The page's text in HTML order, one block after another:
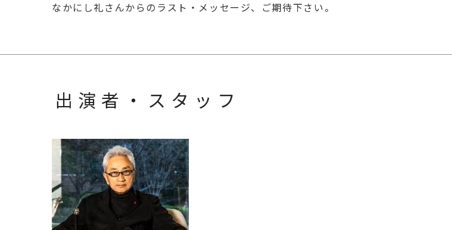
なかにし礼さんからのラスト・メッセージ、ご期待下さい。
出演者・スタッフ